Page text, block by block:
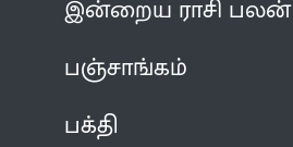
இன்றைய ராசி பலன்
பஞ்சாங்கம்
பக்தி